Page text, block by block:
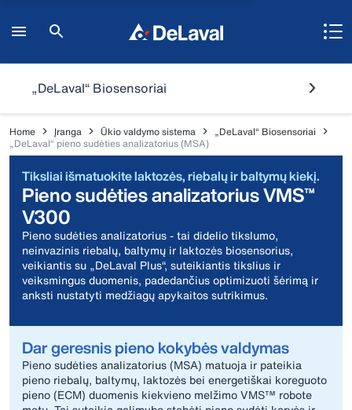
„DeLaval“ Biosensoriai
Home Įranga Ūkio valdymo sistema
„DeLaval“ Biosensoriai
„DeLaval“ pieno sudėties analizatorius (MSA)
Tiksliai išmatuokite laktozės, riebalų ir baltymų kiekį.
Pieno sudėties analizatorius VMS™
V300
Pieno sudėties analizatorius - tai didelio tikslumo,
neinvazinis riebalų, baltymų ir laktozės biosensorius,
veikiantis su „DeLaval Plus“, suteikiantis tikslius ir
veiksmingus duomenis, padedančius optimizuoti šėrimą ir
anksti nustatyti medžiagų apykaitos sutrikimus.
Dar geresnis pieno kokybės valdymas
Pieno sudėties analizatorius (MSA) matuoja ir pateikia
pieno riebalų, baltymų, laktozės bei energetiškai koreguoto
pieno (ECM) duomenis kiekvieno melžimo VMS™ robote